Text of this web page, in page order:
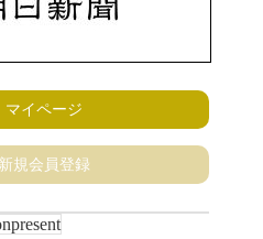
マイページ
新規会員登録